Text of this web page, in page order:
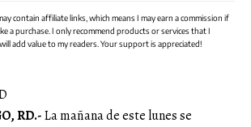
contain affiliate links, which means I may earn a commission if
a purchase. I only recommend products or services that I
add value to my readers. Your support is appreciated!
RD.-La mañana de este lunes se